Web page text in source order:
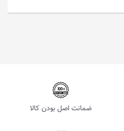
ضمانت اصل بودن کالا